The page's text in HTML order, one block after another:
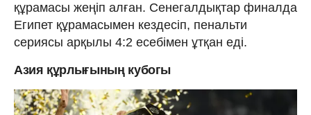
құрамасы жеңіп алған. Сенегалдықтар финалда
Египет құрамасымен кездесіп, пенальти
сериясы арқылы 4:2 есебімен ұтқан еді.
Азия құрлығының кубогы